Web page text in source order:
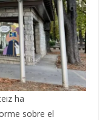
ha
sobre el